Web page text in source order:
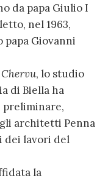
da papa Giulio I
nel 1963,
papa Giovanni
, lo studio
di Biella ha
preliminare,
architetti Penna
dei lavori del
la